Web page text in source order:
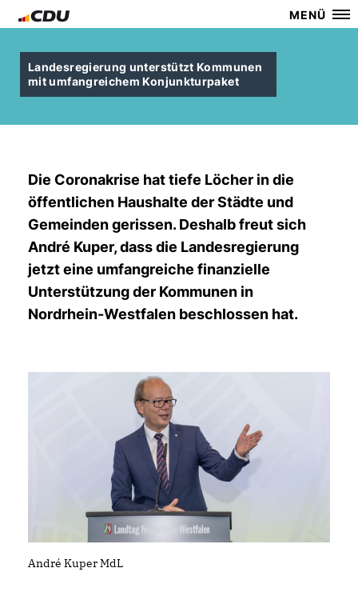
MENÜ
Landesregierung unterstützt Kommunen
mit umfangreichem Konjunkturpaket
Die Coronakrise hat tiefe Löcher in die
öffentlichen Haushalte der Städte und
Gemeinden gerissen. Deshalb freut sich
André Kuper, dass die Landesregierung
jetzt eine umfangreiche finanzielle
Unterstützung der Kommunen in
Nordrhein-Westfalen beschlossen hat.
André Kuper MdL